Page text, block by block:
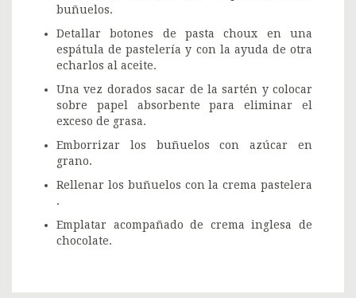
buñuelos.
Detallar botones de pasta choux en una
espátula de pastelería y con la ayuda de otra
echarlos al aceite.
Una vez dorados sacar de la sartén y colocar
sobre papel absorbente para eliminar el
exceso de grasa.
Emborrizar los buñuelos con azúcar en
grano.
Rellenar los buñuelos con la crema pastelera
.
Emplatar acompañado de crema inglesa de
chocolate.